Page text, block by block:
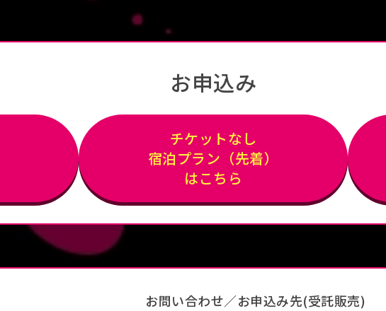
お申込み
チケットなし
宿泊プラン（先着）
はこちら
お問い合わせ／お申込み先(受託販売)